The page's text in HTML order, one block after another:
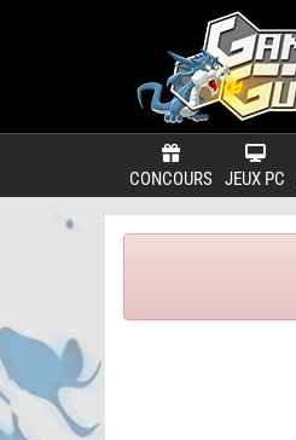
CONCOURS JEUX PC